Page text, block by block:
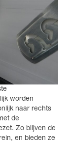
worden
naar rechts
de
Zo blijven de
en bieden ze